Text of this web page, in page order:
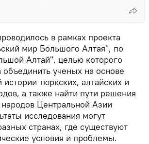
в рамках проекта
мир Большого Алтая", по
Алтай", целью которого
объединить ученых на основе
тюркских, алтайских и
а также найти пути решения
Центральной Азии
исследования могут
странах, где существуют
условия и проблемы.